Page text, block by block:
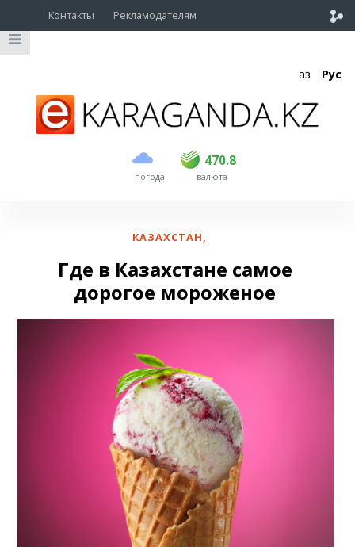
Контакты Рекламодателям
Қаз Рус
погода
470.8
USD 468.5 470.8
EUR валюта
КАЗАХСТАН,
Где в Казахстане самое
дорогое мороженое